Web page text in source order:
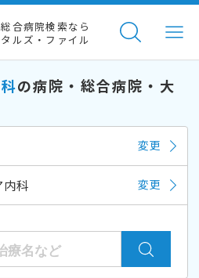
合病院検索なら
ルズ・ファイル
の病院・総合病院・大
変更
科 変更